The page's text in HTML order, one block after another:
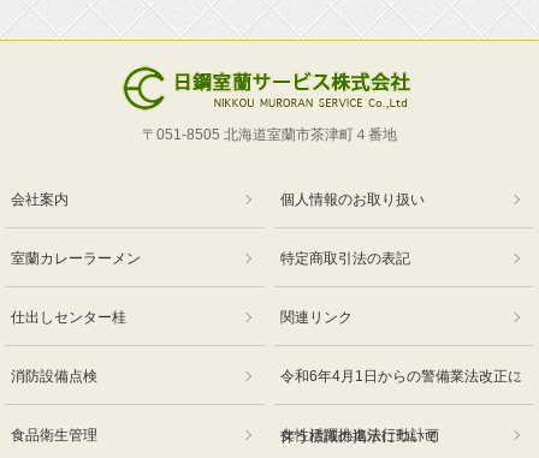
〒051-8505 北海道室蘭市茶津町４番地
会社案内
室蘭カレーラーメン
仕出しセンター桂
消防設備点検
食品衛生管理
個人情報のお取り扱い
特定商取引法の表記
関連リンク
令和6年4月1日からの警備業法改正に
伴う標識の掲示について
女性活躍推進法行動計画